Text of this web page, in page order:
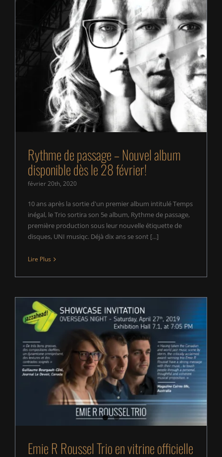
Rythme de passage – Nouvel album disponible
dès le 28 février!
Rythme de passage – Nouvel album
disponible dès le 28 février!
février 20th, 2020
10 ans après la sortie d'un premier album intitulé Temps
inégal, le Trio sortira son 5e album, Rythme de passage,
première production sous leur nouvelle étiquette de
disques, UNI musiqc. Déjà dix ans se sont [...]
Lire Plus
Emie R Roussel Trio en vitrine officielle à
Jazzahead!
Emie R Roussel Trio en vitrine officielle